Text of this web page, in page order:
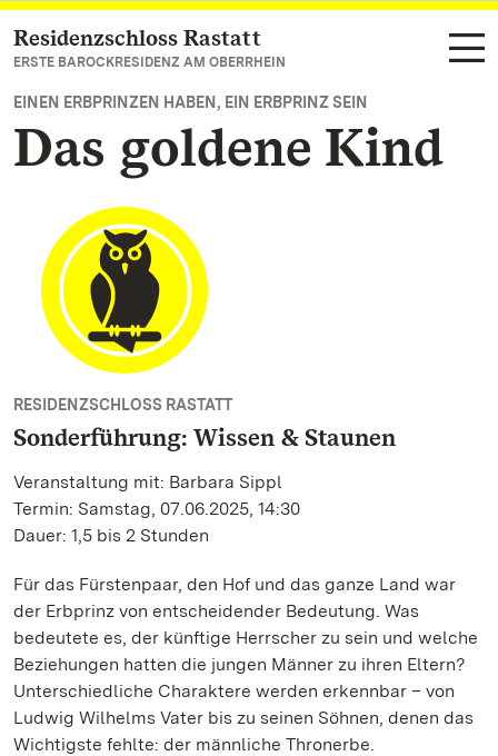
Zum Hauptinhalt springen
Residenzschloss Rastatt
ERSTE BAROCKRESIDENZ AM OBERRHEIN
EINEN ERBPRINZEN HABEN, EIN ERBPRINZ SEIN
Das goldene Kind
RESIDENZSCHLOSS RASTATT
Sonderführung: Wissen & Staunen
Veranstaltung mit: Barbara Sippl
Termin: Samstag, 07.06.2025, 14:30
Dauer: 1,5 bis 2 Stunden
Für das Fürstenpaar, den Hof und das ganze Land war
der Erbprinz von entscheidender Bedeutung. Was
bedeutete es, der künftige Herrscher zu sein und welche
Beziehungen hatten die jungen Männer zu ihren Eltern?
Unterschiedliche Charaktere werden erkennbar – von
Ludwig Wilhelms Vater bis zu seinen Söhnen, denen das
Wichtigste fehlte: der männliche Thronerbe.